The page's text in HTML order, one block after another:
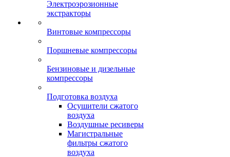
Электроэрозионные
экстракторы
Винтовые компрессоры
Поршневые компрессоры
Бензиновые и дизельные
компрессоры
Подготовка воздуха
Осушители сжатого
воздуха
Воздушные ресиверы
Магистральные
фильтры сжатого
воздуха